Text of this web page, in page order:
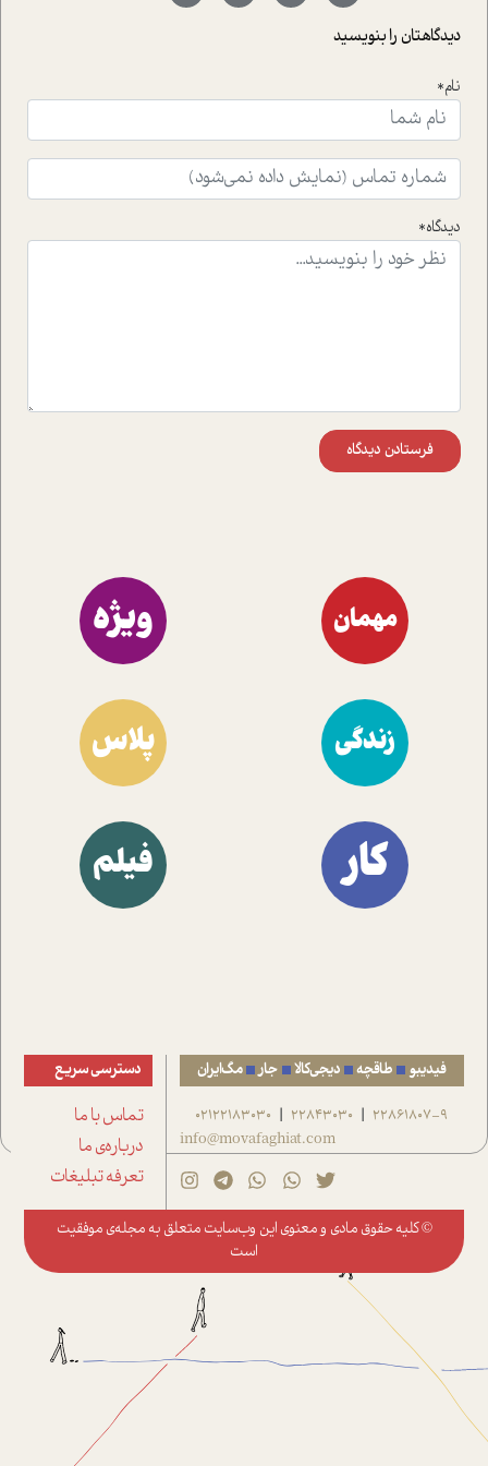
با رکاب زدن در بیش از هفتاد کشور و کاشتن درخت، به نماد
حمایت از محیط زیست و منابع طبیعی تبدیل گشته
است.فصل روایت اجنبی ها در این شماره به دو موضوع
ای که به زندگی شگفت انگیز جین گودال و تاثیرات کاوش های
ایشان در حوزه ی شامپانزه ها بر زندگی امروزی ما نگاهی
افکنده است.فصل اتاق 333 شما را پای صحبت یک تجربه ی
واقعی در ارتباط با اختلال شخصیت اسکزوئید و مشکلات و نیز
راهکارهای حل آن قرار می دهد که در اتاق درمان اتفاق افتاده
موثرترین راهکارهای استفاده از هوش مصنوعی در حوزه های
دیدگاهتان را بنویسید
نام*
دیدگاه*
فرستادن دیدگاه
مهمان ویژه
زندگی پلاس
کار فیلم
فیدیبو طاقچه دیجی‌کالا جار مگ‌ایران
22861807-9
|
22843030
|
02122183030
info@movafaghiat.com
دسترسی سریع
تماس با ما
درباره‌ی ما
تعرفه تبلیغات
© کلیه حقوق مادی و معنوی این وب‌سایت متعلق به مجله‌ی موفقیت
است